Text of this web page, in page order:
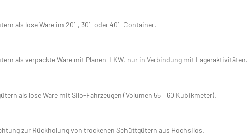
als lose Ware im 20′, 30′ oder 40′ Container.
als verpackte Ware mit Planen-LKW, nur in Verbindung mit Lageraktivitäten.
als lose Ware mit Silo-Fahrzeugen (Volumen 55 – 60 Kubikmeter).
zur Rückholung von trockenen Schüttgütern aus Hochsilos.